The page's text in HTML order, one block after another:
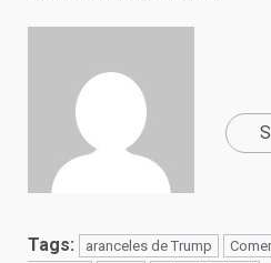
Tags: aranceles de Trump